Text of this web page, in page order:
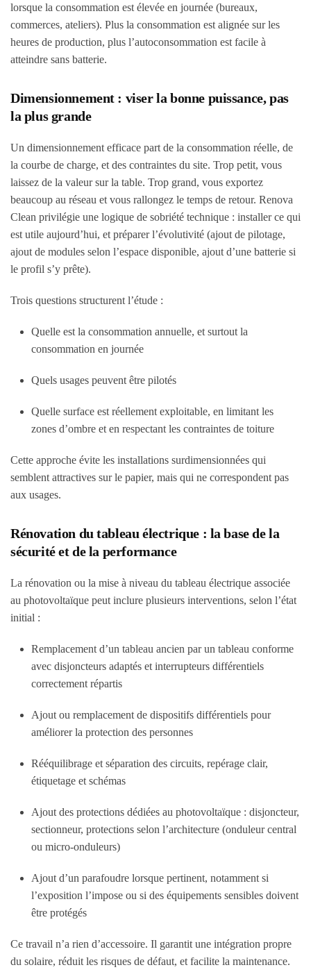
lorsque la consommation est élevée en journée (bureaux,
commerces, ateliers). Plus la consommation est alignée sur les
heures de production, plus l’autoconsommation est facile à
atteindre sans batterie.
Dimensionnement : viser la bonne puissance, pas
la plus grande
Un dimensionnement efficace part de la consommation réelle, de
la courbe de charge, et des contraintes du site. Trop petit, vous
laissez de la valeur sur la table. Trop grand, vous exportez
beaucoup au réseau et vous rallongez le temps de retour. Renova
Clean privilégie une logique de sobriété technique : installer ce qui
est utile aujourd’hui, et préparer l’évolutivité (ajout de pilotage,
ajout de modules selon l’espace disponible, ajout d’une batterie si
le profil s’y prête).
Trois questions structurent l’étude :
Quelle est la consommation annuelle, et surtout la
consommation en journée
Quels usages peuvent être pilotés
Quelle surface est réellement exploitable, en limitant les
zones d’ombre et en respectant les contraintes de toiture
Cette approche évite les installations surdimensionnées qui
semblent attractives sur le papier, mais qui ne correspondent pas
aux usages.
Rénovation du tableau électrique : la base de la
sécurité et de la performance
La rénovation ou la mise à niveau du tableau électrique associée
au photovoltaïque peut inclure plusieurs interventions, selon l’état
initial :
Remplacement d’un tableau ancien par un tableau conforme
avec disjoncteurs adaptés et interrupteurs différentiels
correctement répartis
Ajout ou remplacement de dispositifs différentiels pour
améliorer la protection des personnes
Rééquilibrage et séparation des circuits, repérage clair,
étiquetage et schémas
Ajout des protections dédiées au photovoltaïque : disjoncteur,
sectionneur, protections selon l’architecture (onduleur central
ou micro-onduleurs)
Ajout d’un parafoudre lorsque pertinent, notamment si
l’exposition l’impose ou si des équipements sensibles doivent
être protégés
Ce travail n’a rien d’accessoire. Il garantit une intégration propre
du solaire, réduit les risques de défaut, et facilite la maintenance.